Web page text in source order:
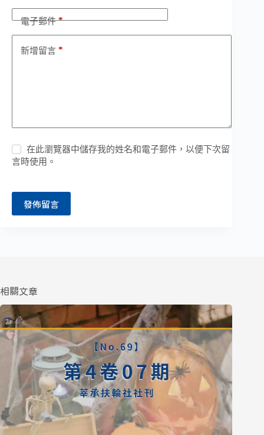
電子郵件*
新增留言 *
在此瀏覽器中儲存我的姓名和電子郵件，以便下次留
言時使用。
發佈留言
相關文章